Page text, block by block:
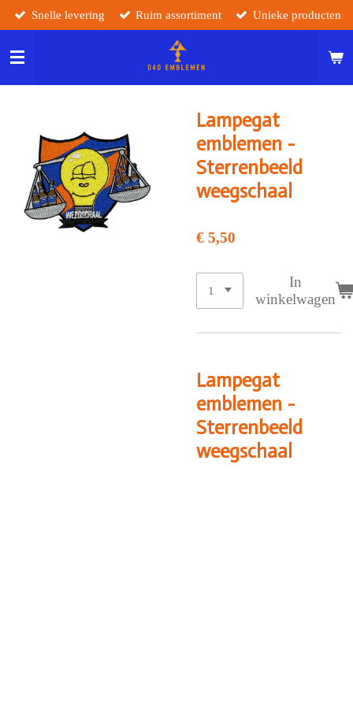
Ga
direct
naar
de
hoofdinhoud
Snelle levering Ruim assortiment Unieke producten
Lampegat
emblemen -
Sterrenbeeld
weegschaal
€ 5,50
In
winkelwagen
Lampegat
emblemen -
Sterrenbeeld
weegschaal